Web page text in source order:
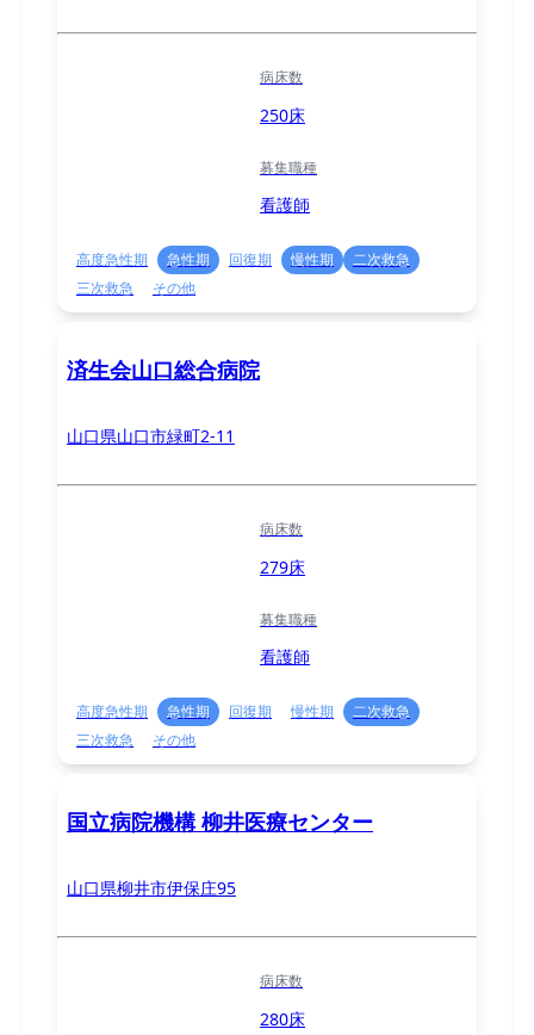
病床数
250床
募集職種
看護師
高度急性期 急性期 回復期 慢性期
二次救急
三次救急
その他
済生会山口総合病院
山口県山口市緑町2-11
病床数
279床
募集職種
看護師
高度急性期 急性期 回復期 慢性期
二次救急
三次救急
その他
国立病院機構 柳井医療センター
山口県柳井市伊保庄95
病床数
280床